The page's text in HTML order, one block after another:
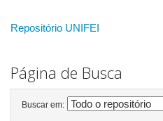
Repositório UNIFEI
Página de Busca
Buscar em: